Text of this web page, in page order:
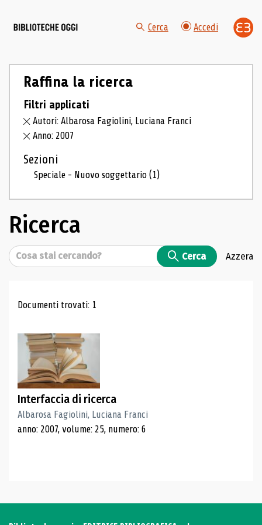
Cerca Accedi
Raffina la ricerca
Filtri applicati
Autori: Albarosa Fagiolini, Luciana Franci
Anno: 2007
Sezioni
Speciale - Nuovo soggettario(1)
Ricerca
Cerca Cerca Azzera
Risultati di ricerca
Documenti trovati: 1
Interfaccia di ricerca
Albarosa Fagiolini, Luciana Franci
anno: 2007, volume: 25, numero: 6